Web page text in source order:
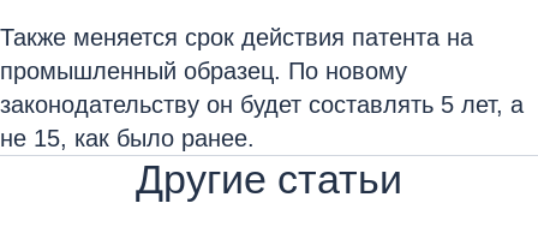
Также меняется срок действия патента на
промышленный образец. По новому
законодательству он будет составлять 5 лет, а
не 15, как было ранее.
Другие статьи